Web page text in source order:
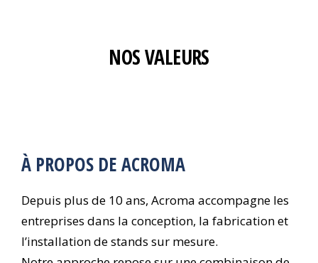
NOS VALEURS
À PROPOS DE ACROMA
Depuis plus de 10 ans, Acroma accompagne les
entreprises dans la conception, la fabrication et
l’installation de stands sur mesure.